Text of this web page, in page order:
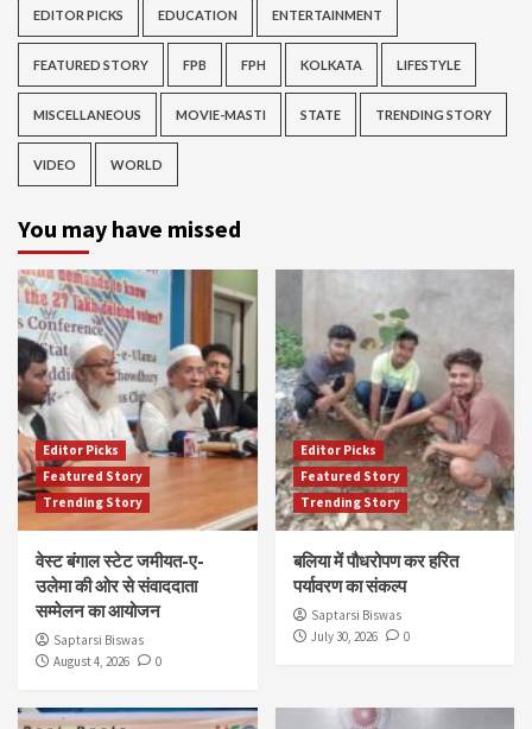
EDITOR PICKS EDUCATION ENTERTAINMENT
FEATURED STORY FPB FPH KOLKATA LIFESTYLE
MISCELLANEOUS MOVIE-MASTI STATE TRENDING STORY
VIDEO WORLD
You may have missed
Editor Picks
Featured Story
Trending Story
वेस्ट बंगाल स्टेट जमीयत-ए-
उलेमा की ओर से संवाददाता
सम्मेलन का आयोजन
Saptarsi Biswas
August 4, 2026
0
Editor Picks
Featured Story
Trending Story
बलिया में पौधरोपण कर हरित
पर्यावरण का संकल्प
Saptarsi Biswas
July 30, 2026
0